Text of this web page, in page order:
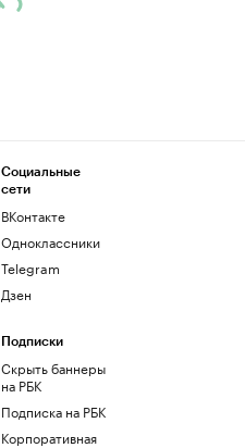
Социальные
сети
ВКонтакте
Одноклассники
Telegram
Дзен
Подписки
Скрыть баннеры
на РБК
Подписка на РБК
Корпоративная